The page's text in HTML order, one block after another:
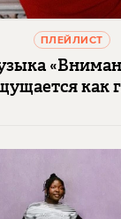
ПЛЕЙЛИСТ
как